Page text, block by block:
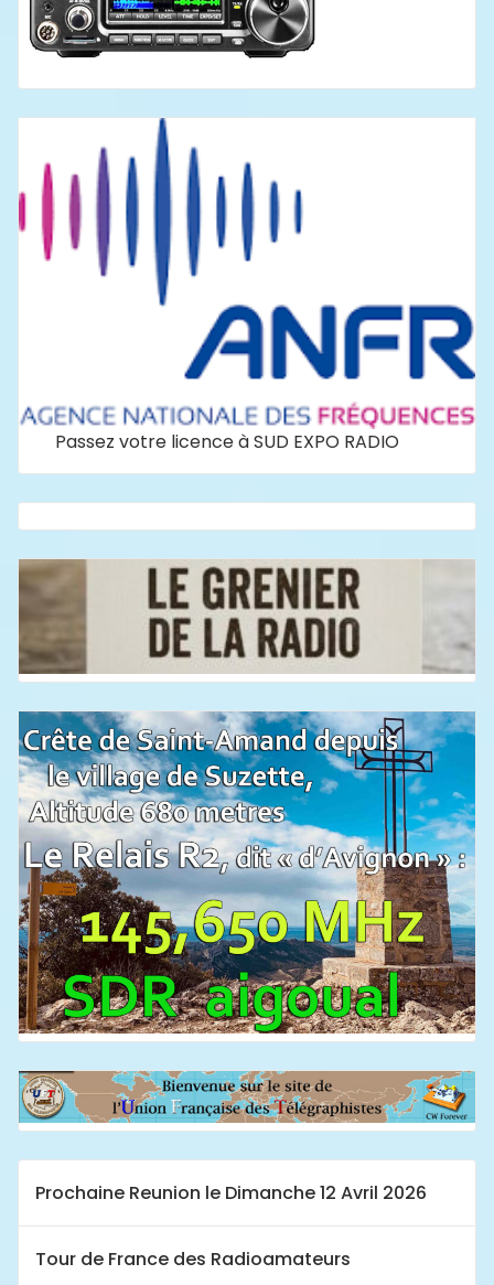
Passez votre licence à SUD EXPO RADIO
Prochaine Reunion le Dimanche 12 Avril 2026
Tour de France des Radioamateurs